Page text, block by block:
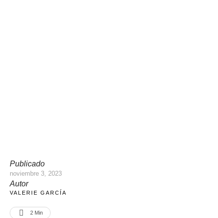
Publicado
noviembre 3, 2023
Autor
VALERIE GARCÍA
2 Min